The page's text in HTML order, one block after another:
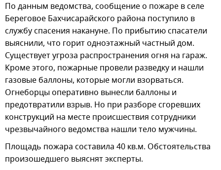
По данным ведомства, сообщение о пожаре в селе
Береговое Бахчисарайского района поступило в
службу спасения накануне. По прибытию спасатели
выяснили, что горит одноэтажный частный дом.
Существует угроза распространения огня на гараж.
Кроме этого, пожарные провели разведку и нашли
газовые баллоны, которые могли взорваться.
Огнеборцы оперативно вынесли баллоны и
предотвратили взрыв. Но при разборе сгоревших
конструкций на месте происшествия сотрудники
чрезвычайного ведомства нашли тело мужчины.
Площадь пожара составила 40 кв.м. Обстоятельства
произошедшего выяснят эксперты.